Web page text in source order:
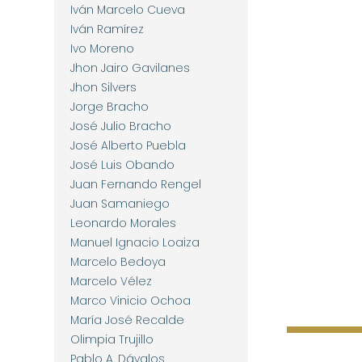
Iván Marcelo Cueva
Iván Ramírez
Ivo Moreno
Jhon Jairo Gavilanes
Jhon Silvers
Jorge Bracho
José Julio Bracho
José Alberto Puebla
José Luis Obando
Juan Fernando Rengel
Juan Samaniego
Leonardo Morales
Manuel Ignacio Loaiza
Marcelo Bedoya
Marcelo Vélez
Marco Vinicio Ochoa
María José Recalde
Olimpia Trujillo
Pablo A. Dávalos